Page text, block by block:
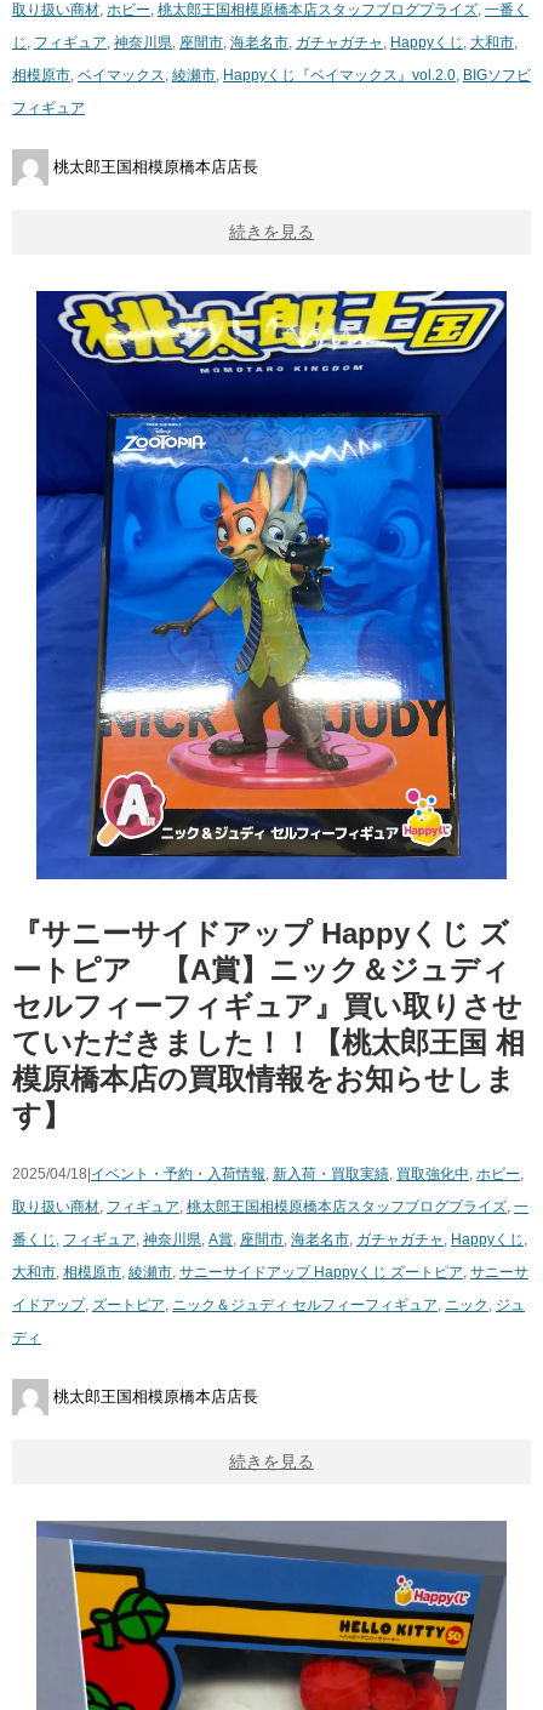
取り扱い商材, ホビー, 桃太郎王国相模原橋本店スタッフブログプライズ, 一番く
じ , フィギュア, 神奈川県, 座間市, 海老名市, ガチャガチャ , Happyくじ , 大和市,
相模原市, ベイマックス, 綾瀬市, Happyくじ『ベイマックス』vol.2.0, BIGソフビ
フィギュア
桃太郎王国相模原橋本店店長
続きを見る
『サニーサイドアップ Happyくじ ズ
ートピア 【A賞】ニック＆ジュディ ​
セルフィーフィギュア』買い取りさせ
ていただきました！！【桃太郎王国 相
模原橋本店の買取情報をお知らせしま
す】
2025/04/18| イベント・予約・入荷情報, 新入荷・買取実績, 買取強化中, ホビー,
取り扱い商材, フィギュア, 桃太郎王国相模原橋本店スタッフブログプライズ, 一
番くじ , フィギュア, 神奈川県, A賞, 座間市, 海老名市, ガチャガチャ , Happyくじ ,
大和市, 相模原市, 綾瀬市, サニーサイドアップ Happyくじ ズートピア, サニーサ
イドアップ, ズートピア, ニック＆ジュディ ​セルフィーフィギュア, ニック , ジュ
ディ
桃太郎王国相模原橋本店店長
続きを見る